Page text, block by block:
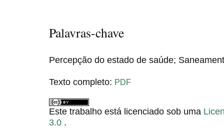
Palavras-chave
Percepção do estado de saúde;
Texto completo: PDF
Este trabalho está licenciado sob uma
3.0 .